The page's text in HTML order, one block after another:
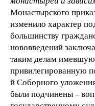
Монастырского
изменило характер
большинству
нововведений
таким делам
привилегированную
й Соборного
были подчинены –